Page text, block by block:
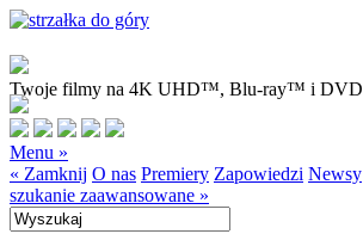
Twoje filmy na 4K UHD™, Blu-ray™ i DVD
Menu »
« Zamknij O nas Premiery Zapowiedzi Newsy
szukanie zaawansowane »